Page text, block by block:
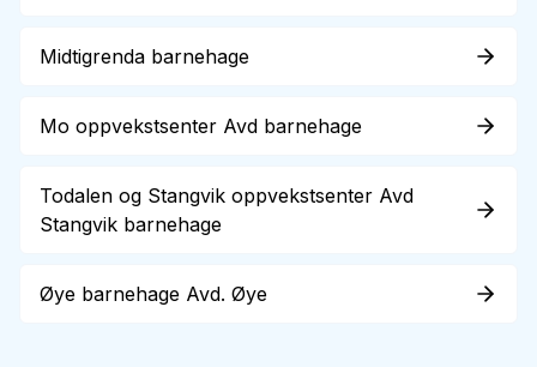
Midtigrenda barnehage
Mo oppvekstsenter Avd barnehage
Todalen og Stangvik oppvekstsenter Avd
Stangvik barnehage
Øye barnehage Avd. Øye